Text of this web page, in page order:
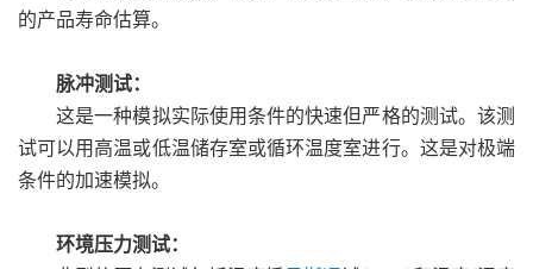
的产品寿命估算。
脉冲测试：
这是一种模拟实际使用条件的快速但严格的测试。该测
试可以用高温或低温储存室或循环温度室进行。这是对极端
条件的加速模拟。
环境压力测试：